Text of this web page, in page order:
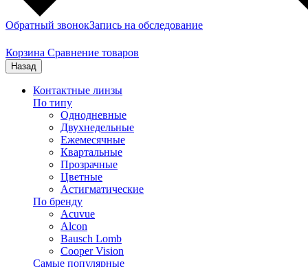
Обратный звонокЗапись на обследование
Корзина Сравнение товаров
Назад
Контактные линзы
По типу
Однодневные
Двухнедельные
Ежемесячные
Квартальные
Прозрачные
Цветные
Астигматические
По бренду
Acuvue
Alcon
Bausch Lomb
Cooper Vision
Самые популярные